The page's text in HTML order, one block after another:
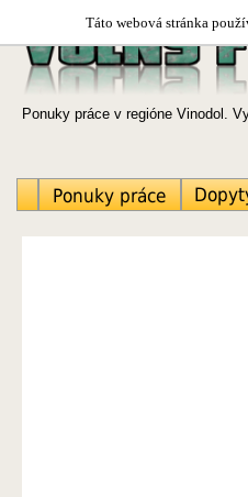
Táto webová stránka
Ponuky práce v regióne Vinodol.